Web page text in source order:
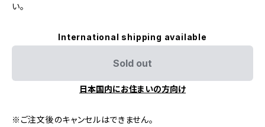
い。
International shipping available
Sold out
日本国内にお住まいの方向け
※ご注文後のキャンセルはできません。